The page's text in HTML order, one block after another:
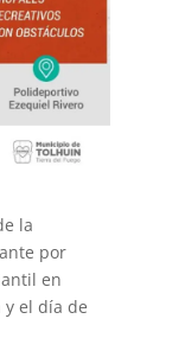
la
por
en
el día de